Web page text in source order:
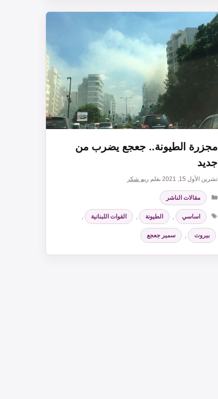
مجزرة الطيونة.. جعجع يضرب من
جديد
تشرين الأول 15, 2021 بقلم ريم شكر
التصنيفات
مقالات الناشر
الوسوم
اساسي الطيونة القوات اللبنانية
بيروت سمير جعجع